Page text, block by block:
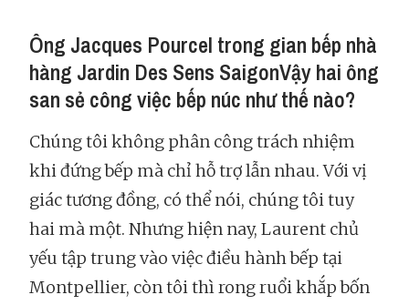
Ông Jacques Pourcel trong gian bếp nhà
hàng Jardin Des Sens SaigonVậy hai ông
san sẻ công việc bếp núc như thế nào?
Chúng tôi không phân công trách nhiệm
khi đứng bếp mà chỉ hỗ trợ lẫn nhau. Với vị
giác tương đồng, có thể nói, chúng tôi tuy
hai mà một. Nhưng hiện nay, Laurent chủ
yếu tập trung vào việc điều hành bếp tại
Montpellier, còn tôi thì rong ruổi khắp bốn